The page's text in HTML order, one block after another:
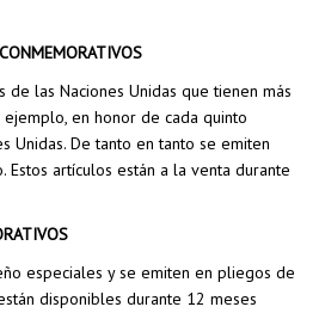
las Naciones Unidas que tienen más
en honor de cada quinto
Unidas. De tanto en tanto se emiten
artículos están a la venta durante
especiales y se emiten en pliegos de
disponibles durante 12 meses